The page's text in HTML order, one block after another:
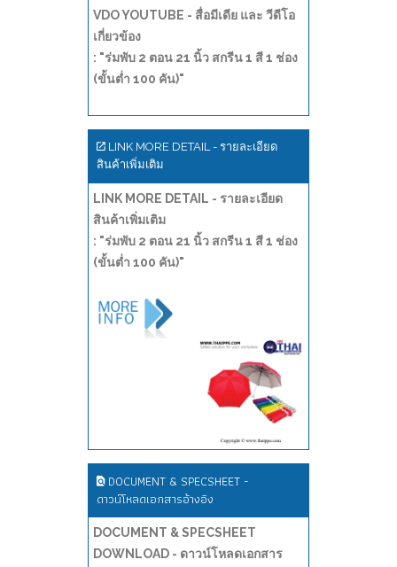
VDO YOUTUBE - สื่อมีเดีย และ วีดีโอ
เกี่ยวข้อง
: "ร่มพับ 2 ตอน 21 นิ้ว สกรีน 1 สี 1 ช่อง
(ขั้นต่ำ 100 คัน)"
LINK MORE DETAIL - รายละเอียด
สินค้าเพิ่มเติม
LINK MORE DETAIL - รายละเอียด
สินค้าเพิ่มเติม
: "ร่มพับ 2 ตอน 21 นิ้ว สกรีน 1 สี 1 ช่อง
(ขั้นต่ำ 100 คัน)"
DOCUMENT & SPECSHEET -
ดาวน์โหลดเอกสารอ้างอิง
DOCUMENT & SPECSHEET
DOWNLOAD - ดาวน์โหลดเอกสาร